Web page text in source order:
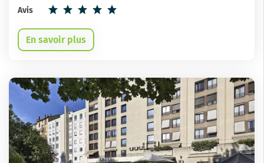
Avis
En savoir plus